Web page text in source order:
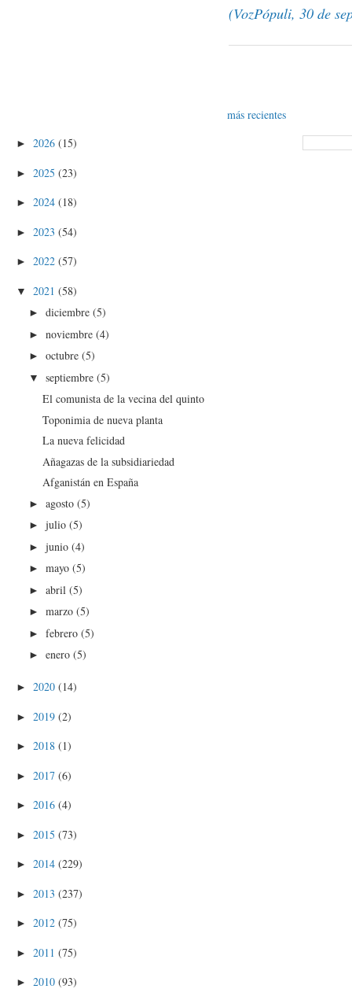
(VozPópuli, 30 de
más recientes
► 2026 (15)
► 2025 (23)
► 2024 (18)
► 2023 (54)
► 2022 (57)
▼ 2021 (58)
►diciembre(5)
►noviembre(4)
►octubre(5)
▼septiembre(5)
El comunista de la vecina del quinto
Toponimia de nueva planta
La nueva felicidad
Añagazas de la subsidiariedad
Afganistán en España
►agosto(5)
►julio(5)
►junio(4)
►mayo(5)
►abril(5)
►marzo(5)
►febrero(5)
►enero(5)
► 2020 (14)
► 2019 (2)
► 2018 (1)
► 2017 (6)
► 2016 (4)
► 2015 (73)
► 2014 (229)
► 2013 (237)
► 2012 (75)
► 2011 (75)
► 2010 (93)